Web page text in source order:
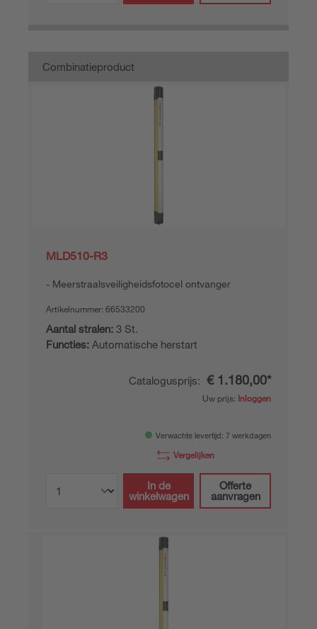
Combinatieproduct
MLD510-R3
Meerstraalsveiligheidsfotocel ontvanger
Artikelnummer: 66533200
Aantal stralen: 3 St.
Functies: Automatische herstart
Catalogusprijs: € 1.180,00*
Uw prijs: Inloggen
Verwachte levertijd: 7 werkdagen
Vergelijken
In de
winkelwagen
Offerte
aanvragen